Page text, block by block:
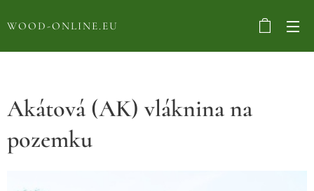
WOOD-ONLINE.EU
Akátová (AK) vláknina na
pozemku